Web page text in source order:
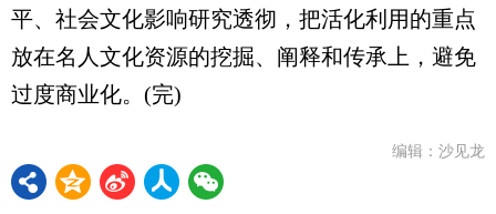
平、社会文化影响研究透彻，把活化利用的重点
放在名人文化资源的挖掘、阐释和传承上，避免
过度商业化。(完)
编辑：沙见龙